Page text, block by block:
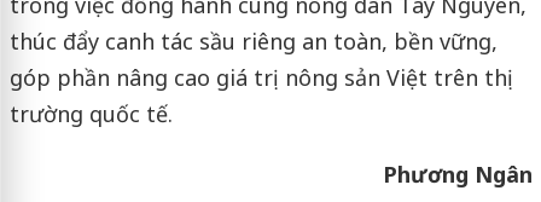
thúc đẩy canh tác sầu riêng an toàn, bền vững,
góp phần nâng cao giá trị nông sản Việt trên thị
trường quốc tế.
Phương Ngân